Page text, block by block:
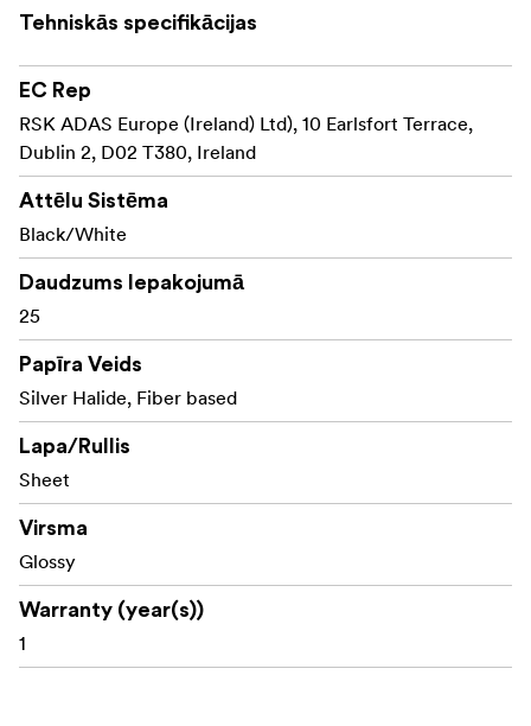
Coated on 225 gsm Fibre Baryta base
Fixed grade, high contrast paper
Glossy surface
Slow ISO speed (around ISO 3)
Tehniskās specifikācijas
EC Rep
RSK ADAS Europe (Ireland) Ltd), 10 Earlsfort Terrace,
Dublin 2, D02 T380, Ireland
Attēlu Sistēma
Black/White
Daudzums Iepakojumā
25
Papīra Veids
Silver Halide, Fiber based
Lapa/Rullis
Sheet
Virsma
Glossy
Warranty (year(s))
1